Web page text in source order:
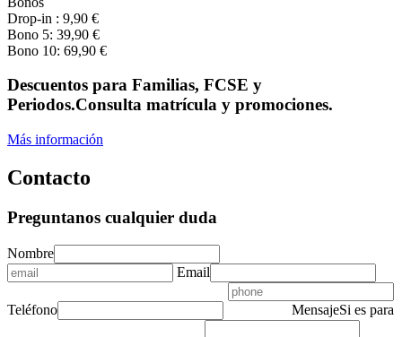
Drop-in : 9,90 €
Bono 5: 39,90 €
Bono 10: 69,90 €
Descuentos para Familias, FCSE y
Periodos.Consulta matrícula y promociones.
Más información
Contacto
Preguntanos cualquier duda
Nombre
Email
Teléfono MensajeSi es para